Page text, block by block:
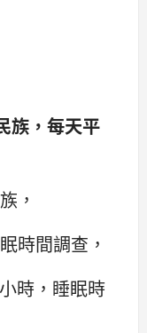
族，每天平
，
時間調查，
時，睡眠時